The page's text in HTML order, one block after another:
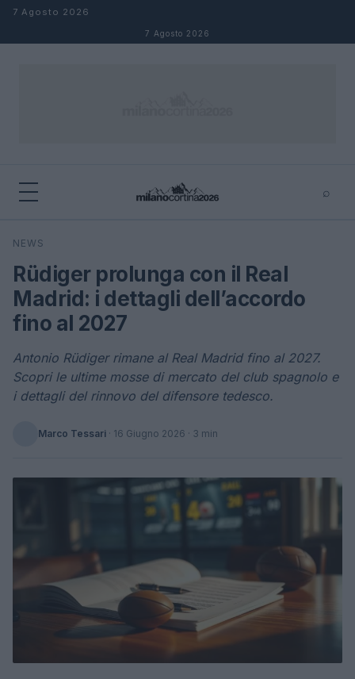
Salta al contenuto
7 Agosto 2026
7 Agosto 2026
⌕
Cerca
NEWS
Rüdiger prolunga con il Real
Madrid: i dettagli dell’accordo
fino al 2027
Antonio Rüdiger rimane al Real Madrid fino al 2027.
Scopri le ultime mosse di mercato del club spagnolo e
i dettagli del rinnovo del difensore tedesco.
Marco Tessari · 16 Giugno 2026 · 3 min